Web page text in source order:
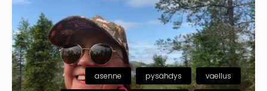
asenne pysähdys vaellus